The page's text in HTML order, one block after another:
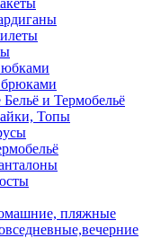
и Термобельё
Топы
пляжные